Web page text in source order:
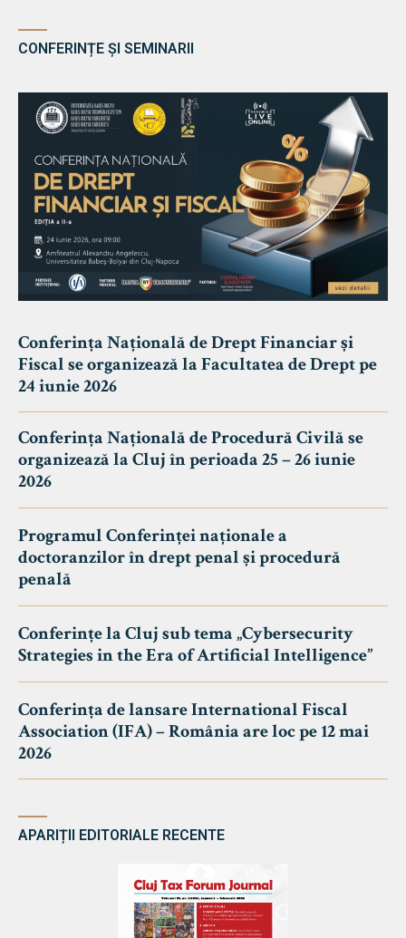
CONFERINȚE ȘI SEMINARII
Conferința Națională de Drept Financiar și
Fiscal se organizează la Facultatea de Drept pe
24 iunie 2026
Conferința Națională de Procedură Civilă se
organizează la Cluj în perioada 25 – 26 iunie
2026
Programul Conferinței naționale a
doctoranzilor în drept penal și procedură
penală
Conferințe la Cluj sub tema „Cybersecurity
Strategies in the Era of Artificial Intelligence”
Conferința de lansare International Fiscal
Association (IFA) – România are loc pe 12 mai
2026
APARIȚII EDITORIALE RECENTE